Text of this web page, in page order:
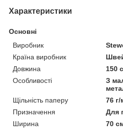
Характеристики
Основні
Виробник
Країна виробник
Довжина
150
Особливості
З
Щільність паперу
76 г/
Призначення
Для
Ширина
70